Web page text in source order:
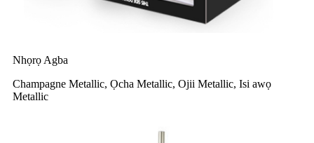
Nhọrọ Agba
Champagne Metallic, Ọcha Metallic, Ojii Metallic, Isi awọ
Metallic